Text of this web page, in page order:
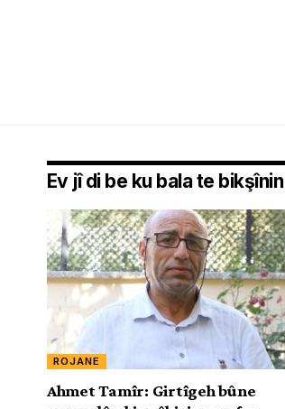
Ev jî di be ku bala te bikşînin
ROJANE
Ahmet Tamîr: Girtîgeh bûne